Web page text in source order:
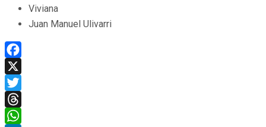
Viviana
Juan Manuel Ulivarri
Facebook
X
Twitter
Threads